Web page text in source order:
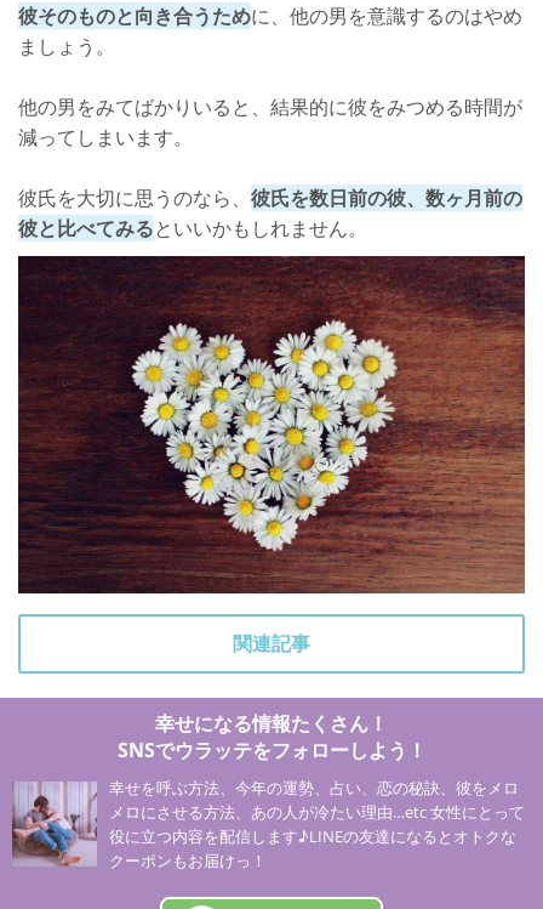
彼そのものと向き合うために、他の男を意識するのはやめ
ましょう。
他の男をみてばかりいると、結果的に彼をみつめる時間が
減ってしまいます。
彼氏を大切に思うのなら、 彼氏を数日前の彼、数ヶ月前の
彼と比べてみるといいかもしれません。
関連記事
幸せになる情報たくさん！
SNSでウラッテをフォローしよう！
幸せを呼ぶ方法、今年の運勢、占い、恋の秘訣、彼をメロ
メロにさせる方法、あの人が冷たい理由…etc 女性にとって
役に立つ内容を配信します♪LINEの友達になるとオトクな
クーポンもお届けっ！